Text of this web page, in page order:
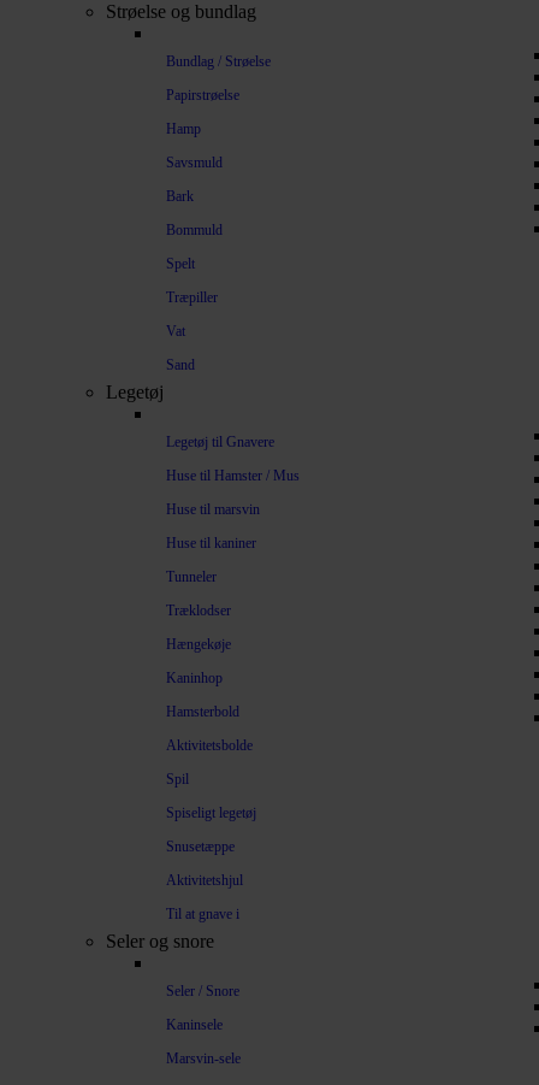
Strøelse og bundlag
Bundlag / Strøelse
Papirstrøelse
Hamp
Savsmuld
Bark
Bommuld
Spelt
Træpiller
Vat
Sand
Legetøj
Legetøj til Gnavere
Huse til Hamster / Mus
Huse til marsvin
Huse til kaniner
Tunneler
Træklodser
Hængekøje
Kaninhop
Hamsterbold
Aktivitetsbolde
Spil
Spiseligt legetøj
Snusetæppe
Aktivitetshjul
Til at gnave i
Seler og snore
Seler / Snore
Kaninsele
Marsvin-sele